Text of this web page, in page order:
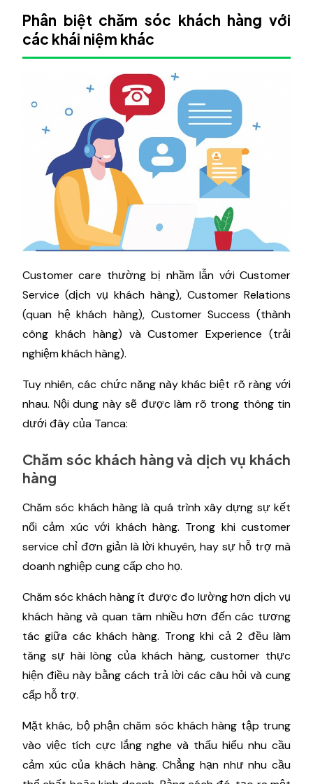
Phân biệt chăm sóc khách hàng với
các khái niệm khác
Customer care thường bị nhầm lẫn với Customer
Service (dịch vụ khách hàng), Customer Relations
(quan hệ khách hàng), Customer Success (thành
công khách hàng) và Customer Experience (trải
nghiệm khách hàng).
Tuy nhiên, các chức năng này khác biệt rõ ràng với
nhau. Nội dung này sẽ được làm rõ trong thông tin
dưới đây của Tanca:
Chăm sóc khách hàng và dịch vụ khách
hàng
Chăm sóc khách hàng là quá trình xây dựng sự kết
nối cảm xúc với khách hàng. Trong khi customer
service chỉ đơn giản là lời khuyên, hay sự hỗ trợ mà
doanh nghiệp cung cấp cho họ.
Chăm sóc khách hàng ít được đo lường hơn dịch vụ
khách hàng và quan tâm nhiều hơn đến các tương
tác giữa các khách hàng. Trong khi cả 2 đều làm
tăng sự hài lòng của khách hàng, customer thực
hiện điều này bằng cách trả lời các câu hỏi và cung
cấp hỗ trợ.
Mặt khác, bộ phận chăm sóc khách hàng tập trung
vào việc tích cực lắng nghe và thấu hiểu nhu cầu
cảm xúc của khách hàng. Chẳng hạn như nhu cầu